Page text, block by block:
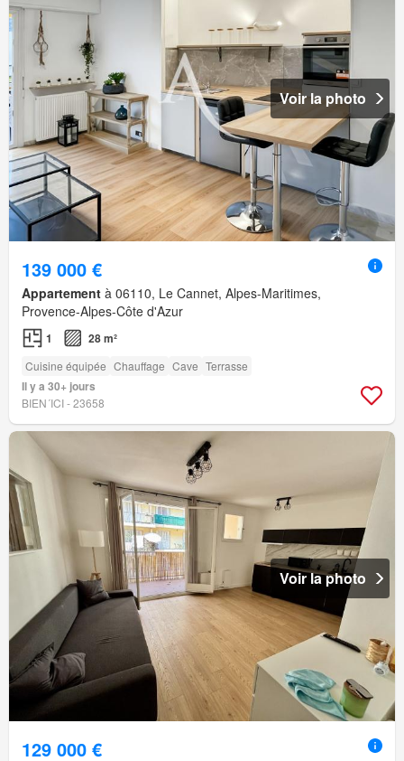
Voir la photo
139 000 €
Appartement à 06110, Le Cannet, Alpes-Maritimes,
Provence-Alpes-Côte d'Azur
1 28 m²
Cuisine équipée Chauffage Cave Terrasse
Il y a 30+ jours
BIEN´ICI - 23658
Voir la photo
129 000 €